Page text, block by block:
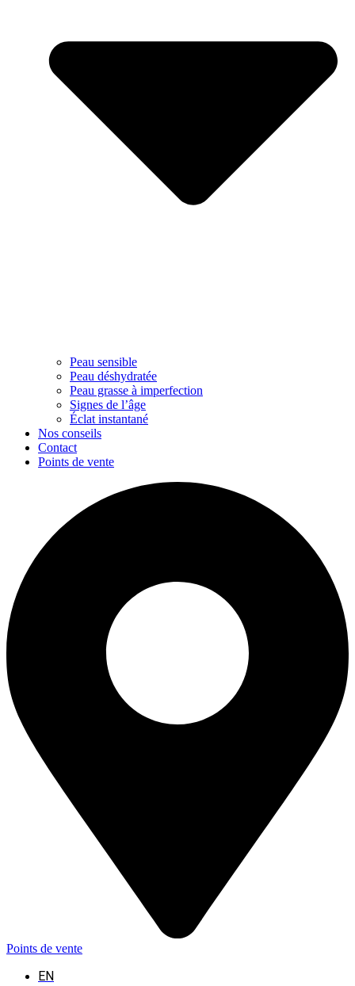
Peau sensible
Peau déshydratée
Peau grasse à imperfection
Signes de l’âge
Éclat instantané
Nos conseils
Contact
Points de vente
Points de vente
EN